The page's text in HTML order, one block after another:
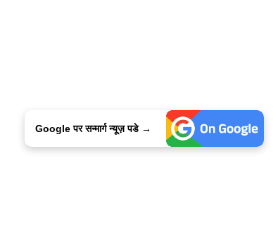
Google पर सन्मार्ग न्यूज़ पडे →